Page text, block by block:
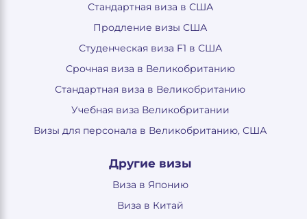
Стандартная виза в США
Продление визы США
Студенческая виза F1 в США
Срочная виза в Великобританию
Стандартная виза в Великобританию
Учебная виза Великобритании
Визы для персонала в Великобританию, США
Другие визы
Виза в Японию
Виза в Китай